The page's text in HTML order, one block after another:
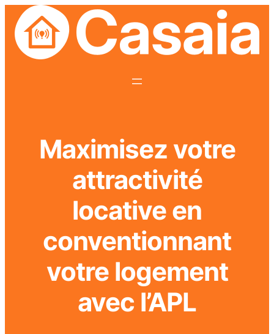
Maximisez votre
attractivité
locative en
conventionnant
votre logement
avec l’APL